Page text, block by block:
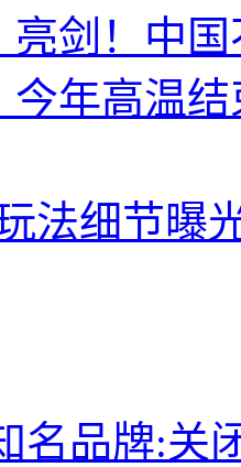
亮剑！中
今年高温
玩法细节
名品牌:关